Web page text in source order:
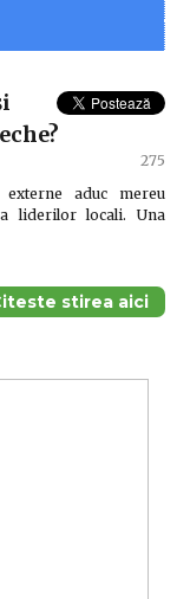
275
aduc mereu
liderilor locali. Una
stirea aici